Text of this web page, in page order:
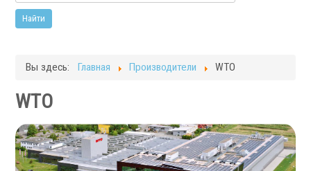
Токарные станки
Фрезерные станки
Плоскошлифовальные станки
Запчасти для станков
Токарная оснастка
Вы здесь: Главная Производители WTO
WTO